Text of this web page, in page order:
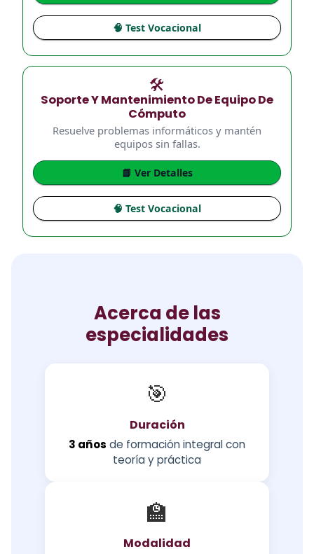
🧠 Test Vocacional
🛠️
Soporte Y Mantenimiento De Equipo De
Cómputo
Resuelve problemas informáticos y mantén
equipos sin fallas.
📘 Ver Detalles
🧠 Test Vocacional
Acerca de las
especialidades
🎯
Duración
3 años de formación integral con
teoría y práctica
🏫
Modalidad